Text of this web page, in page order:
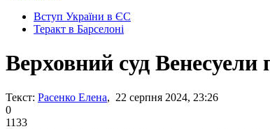
Вступ України в ЄС
Теракт в Барселоні
Верховний суд
Текст: Расенко Елена, 22 серпня 2024, 23:26
0
1133